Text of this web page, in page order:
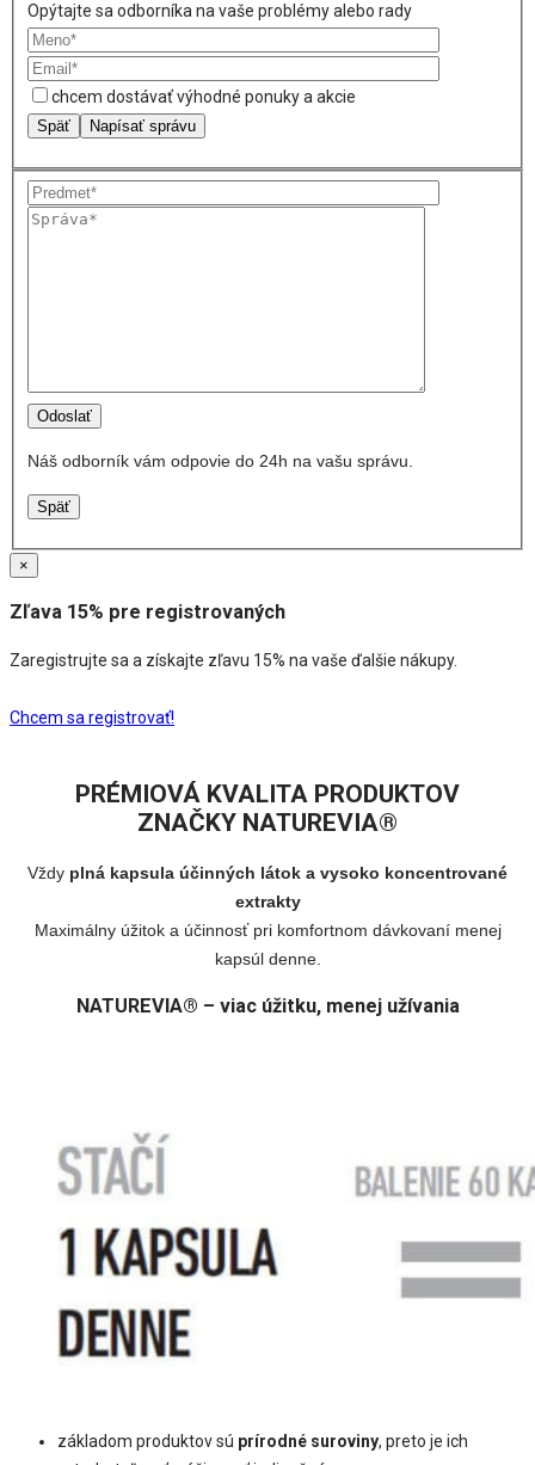
Opýtajte sa odborníka na vaše problémy alebo rady
chcem dostávať výhodné ponuky a akcie
Späť Napísať správu
Náš odborník vám odpovie do 24h na vašu správu.
Späť
×
Zľava 15% pre registrovaných
Zaregistrujte sa a získajte zľavu 15% na vaše ďalšie nákupy.
Chcem sa registrovať!
PRÉMIOVÁ KVALITA PRODUKTOV
ZNAČKY NATUREVIA®
Vždy plná kapsula účinných látok a vysoko koncentrované
extrakty
Maximálny úžitok a účinnosť pri komfortnom dávkovaní menej
kapsúl denne.
NATUREVIA® – viac úžitku, menej užívania
základom produktov sú prírodné suroviny, preto je ich